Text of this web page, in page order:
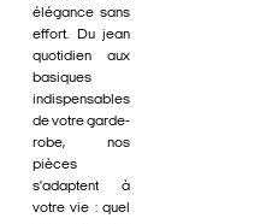
élégance sans
effort. Du jean
quotidien aux
basiques
indispensables
de votre garde-
robe, nos
pièces
s'adaptent à
votre vie : quel